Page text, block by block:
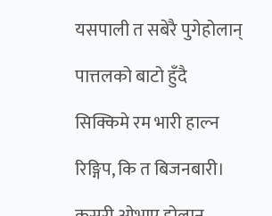
यसपाली त सबेरै पुगेहोलान्
पात्तलको बाटो हुँदै
सिक्किमे रम भारी हाल्न
रिङ्गिप, कि त बिजनबारी।